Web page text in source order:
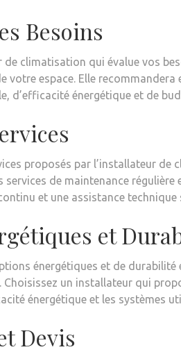
Besoins
de climatisation qui évalue vos
votre espace. Elle
d’efficacité énergétique et de
proposés par l’installateur de
de maintenance
et une assistance technique
et
énergétiques et de
un installateur qui
énergétique et les systèmes
Devis